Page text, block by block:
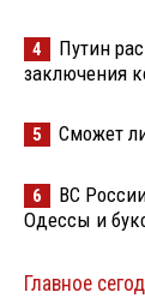
4
Путин
заключения
5 Сможет
6
ВС
Одессы и
Главное